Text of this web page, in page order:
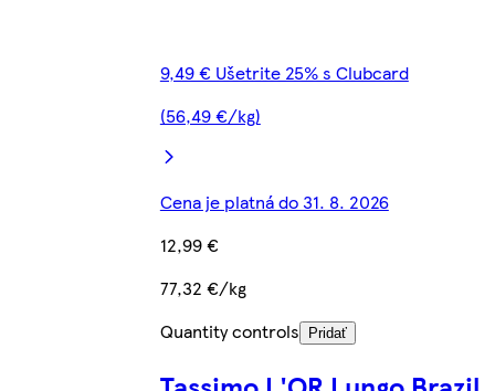
9,49 € Ušetrite 25% s Clubcard
(56,49 €/kg)
Cena je platná do 31. 8. 2026
12,99 €
77,32 €/kg
Quantity controls
Pridať